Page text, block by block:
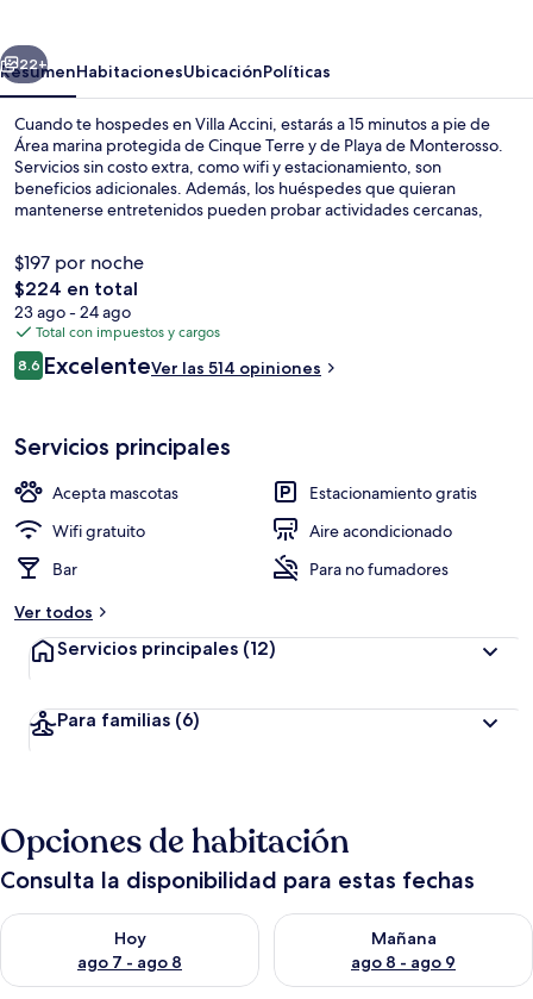
Siguiente
22+
ResumenHabitacionesUbicaciónPolíticas
Cuando te hospedes en Villa Accini, estarás a 15 minutos a pie de
Área marina protegida de Cinque Terre y de Playa de Monterosso.
Servicios sin costo extra, como wifi y estacionamiento, son
beneficios adicionales. Además, los huéspedes que quieran
mantenerse entretenidos pueden probar actividades cercanas,
La propiedad destaca por su bar o lounge, su snack bar o deli y su
terraza. Otros visitantes hablan maravillas de las amenidades y
características como el personal amable.
$197 por noche
El
precio
total
es
de
$224 en total
23 ago - 24 ago
Total con impuestos y cargos
Opiniones
8.68.6 de 10,
ExcelenteVer las 514 opiniones
Servicios principales
Acepta mascotas
Estacionamiento gratis
Wifi gratuito
Aire acondicionado
Bar
Para no fumadores
Ver todos
Servicios principales (12)
Para familias (6)
Opciones de habitación
Consulta la disponibilidad para estas fechas
Hoy
ago 7 - ago 8
Consulta la disponibilidad para hoy ago 7 - ago 8
Mañana
ago 8 - ago 9
Consulta la disponibilidad